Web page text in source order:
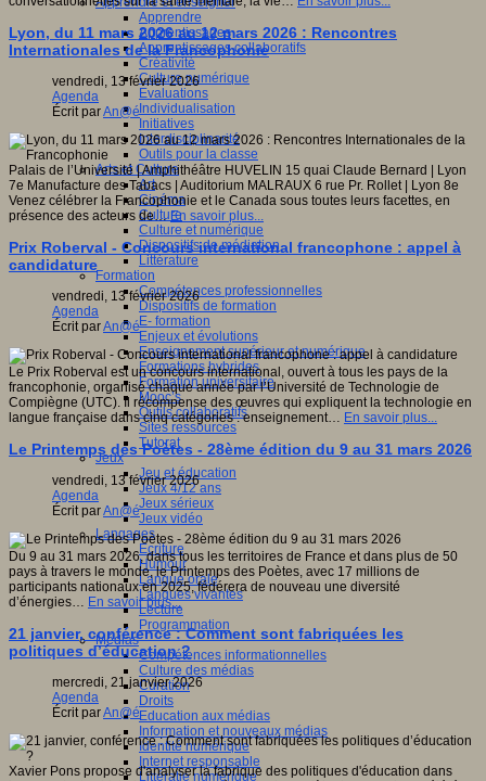
Apprendre
Apprentissages
Apprentissages collaboratifs
Créativité
Culture numérique
Evaluations
Individualisation
Initiatives
Interdisciplinarité
Outils pour la classe
Arts et Culture
Art
Cinéma
Culture
Culture et numérique
Dispositifs de médiation
Littérature
Formation
Compétences professionnelles
Dispositifs de formation
E- formation
Enjeux et évolutions
Enseignement supérieur et numérique
Formations hybrides
Formation universitaire
Mooc’s
Outils collaboratifs
Sites ressources
Tutorat
Jeux
Jeu et éducation
Jeux 4/12 ans
Jeux sérieux
Jeux vidéo
Langages
Ecriture
Humour
Langue orale
Langues vivantes
Lecture
Programmation
Médias
Compétences informationnelles
Culture des médias
Curation
Droits
Education aux médias
Information et nouveaux médias
Identité numérique
Internet responsable
Littératie numérique
Lyon, du 11 mars 2026 au 12 mars 2026 : Rencontres
Internationales de la Francophonie
vendredi, 13 février 2026
Agenda
Écrit parAn@é
Palais de l’Université | Amphithéâtre HUVELIN 15 quai Claude Bernard | Lyon
7e Manufacture des Tabacs | Auditorium MALRAUX 6 rue Pr. Rollet | Lyon 8e
Venez célébrer la Francophonie et le Canada sous toutes leurs facettes, en
présence des acteurs de…En savoir plus...
Prix Roberval - Concours international francophone : appel à
candidature
vendredi, 13 février 2026
Agenda
Écrit parAn@é
Le Prix Roberval est un concours international, ouvert à tous les pays de la
francophonie, organisé chaque année par l’Université de Technologie de
Compiègne (UTC). Il récompense des œuvres qui expliquent la technologie en
langue française dans cinq catégories : enseignement… En savoir plus...
Le Printemps des Poètes - 28ème édition du 9 au 31 mars 2026
vendredi, 13 février 2026
Agenda
Écrit parAn@é
Du 9 au 31 mars 2026, dans tous les territoires de France et dans plus de 50
pays à travers le monde, le Printemps des Poètes, avec 17 millions de
participants nationaux en 2025, fédérera de nouveau une diversité
d’énergies… En savoir plus...
21 janvier, conférence : Comment sont fabriquées les
politiques d’éducation ?
mercredi, 21 janvier 2026
Agenda
Écrit parAn@é
Xavier Pons propose d'analyser la fabrique des politiques d'éducation dans